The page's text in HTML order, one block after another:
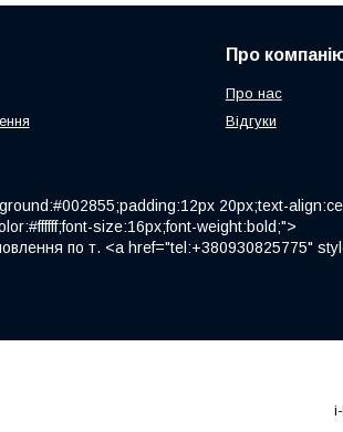
Про
Про нас
Відгуки
20px;text-
size:16px;font-weight:bold;">
по т. <a href="tel:+380930825775"